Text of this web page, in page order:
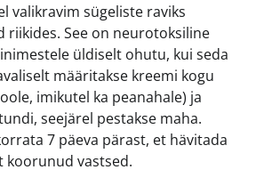
valikravim sügeliste raviks
riikides. See on neurotoksiline
üldiselt ohutu, kui seda
määritakse kreemi kogu
imikutel ka peanahale) ja
seejärel pestakse maha.
7 päeva pärast, et hävitada
koorunud vastsed.